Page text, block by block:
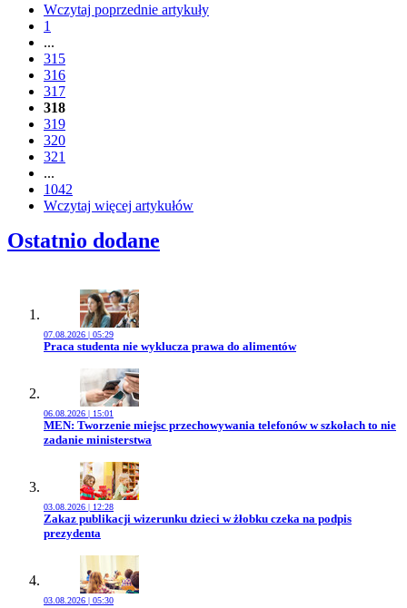
Wczytaj poprzednie artykuły
1
...
315
316
317
318
319
320
321
...
1042
Wczytaj więcej artykułów
Ostatnio dodane
07.08.2026 | 05:29
Przejdź do artykułu:
Praca studenta nie wyklucza prawa do alimentów
06.08.2026 | 15:01
Przejdź do artykułu:
MEN: Tworzenie miejsc przechowywania telefonów w szkołach to nie
zadanie ministerstwa
03.08.2026 | 12:28
Przejdź do artykułu:
Zakaz publikacji wizerunku dzieci w żłobku czeka na podpis
prezydenta
03.08.2026 | 05:30